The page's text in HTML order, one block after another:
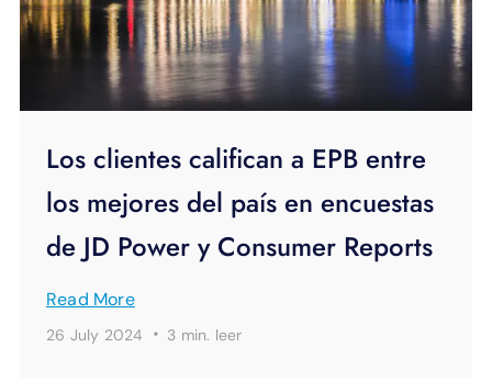
Los clientes califican a EPB entre
los mejores del país en encuestas
de JD Power y Consumer Reports
Read More
26 July 2024 · 3 min. leer